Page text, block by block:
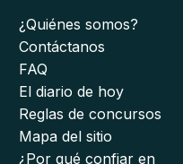
¿Quiénes somos?
Contáctanos
FAQ
El diario de hoy
Reglas de concursos
Mapa del sitio
¿Por qué confiar en